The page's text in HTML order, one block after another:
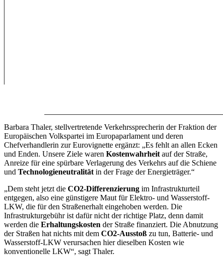
Barbara Thaler, stellvertretende Verkehrssprecherin der Fraktion der
Europäischen Volkspartei im Europaparlament und deren
Chefverhandlerin zur Eurovignette ergänzt: „Es fehlt an allen Ecken
und Enden. Unsere Ziele waren Kostenwahrheit auf der Straße,
Anreize für eine spürbare Verlagerung des Verkehrs auf die Schiene
und Technologieneutralität in der Frage der Energieträger.“
„Dem steht jetzt die CO2-Differenzierung im Infrastrukturteil
entgegen, also eine günstigere Maut für Elektro- und Wasserstoff-
LKW, die für den Straßenerhalt eingehoben werden. Die
Infrastrukturgebühr ist dafür nicht der richtige Platz, denn damit
werden die Erhaltungskosten der Straße finanziert. Die Abnutzung
der Straßen hat nichts mit dem CO2-Ausstoß zu tun, Batterie- und
Wasserstoff-LKW verursachen hier dieselben Kosten wie
konventionelle LKW“, sagt Thaler.